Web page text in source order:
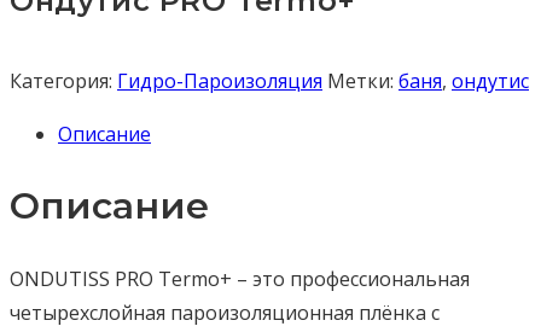
Категория: Гидро-Пароизоляция Метки: баня, ондутис
Описание
Описание
ONDUTISS PRO Termo+ – это профессиональная
четырехслойная пароизоляционная плёнка с